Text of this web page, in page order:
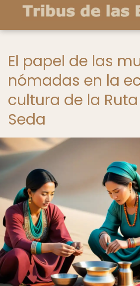
El papel de las
nómadas en la
cultura de la
Seda